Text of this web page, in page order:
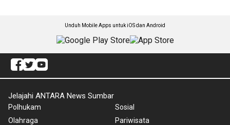
Unduh Mobile Apps untuk iOS dan Android
Jelajahi ANTARA News Sumbar
Polhukam
Olahraga
Sosial
Pariwisata